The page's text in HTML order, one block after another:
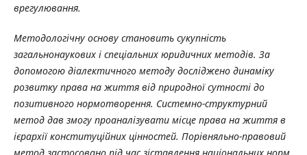
врегулювання.
Методологічну основу становить сукупність
загальнонаукових і спеціальних юридичнихметодів. За
допомогою діалектичного методу досліджено динаміку
розвитку права на життя від природної сутності до
позитивного нормотворення. Системно-структурний
метод дав змогу проаналізувати місце права на життя в
ієрархії конституційних цінностей. Порівняльно-правовий